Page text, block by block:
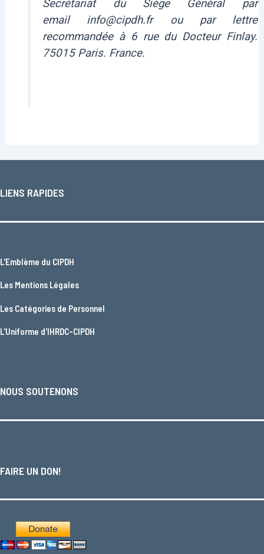
Secrétariat du Siège Général par
email info@cipdh.fr ou par lettre
recommandée à 6 rue du Docteur Finlay.
75015 Paris. France.
LIENS RAPIDES
L'Emblème du CIPDH
Les Mentions Légales
Les Catégories de Personnel
L'Uniforme d'IHRDC-CIPDH
NOUS SOUTENONS
FAIRE UN DON!